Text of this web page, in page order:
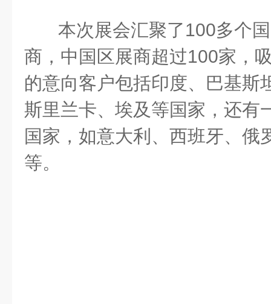
本次展会汇聚了100多个
商，中国区展商超过100家，
的意向客户包括印度、巴基斯
斯里兰卡、埃及等国家，还有
国家，如意大利、西班牙、俄
等。